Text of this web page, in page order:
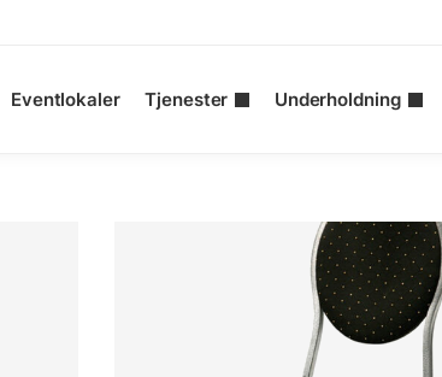
Eventlokaler Tjenester Underholdning